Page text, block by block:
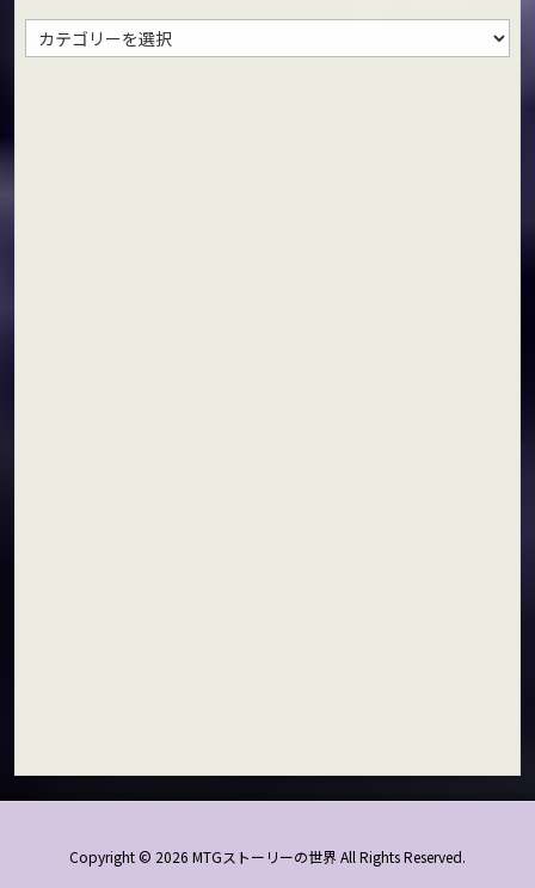
ャ
Copyright © 2026 MTGストーリーの世界All Rights Reserved.